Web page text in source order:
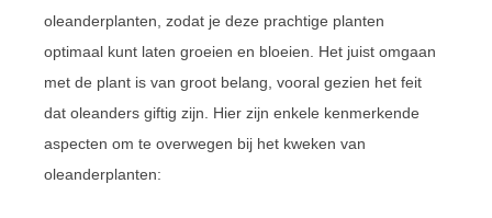
oleanderplanten, zodat je deze prachtige planten
optimaal kunt laten groeien en bloeien. Het juist omgaan
met de plant is van groot belang, vooral gezien het feit
dat oleanders giftig zijn. Hier zijn enkele kenmerkende
aspecten om te overwegen bij het kweken van
oleanderplanten: